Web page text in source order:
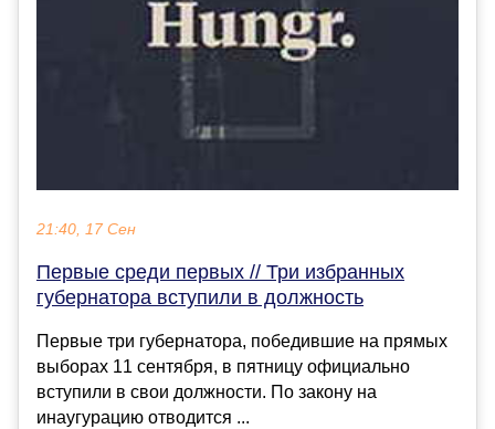
21:40, 17 Сен
Первые среди первых // Три избранных
губернатора вступили в должность
Первые три губернатора, победившие на прямых
выборах 11 сентября, в пятницу официально
вступили в свои должности. По закону на
инаугурацию отводится ...